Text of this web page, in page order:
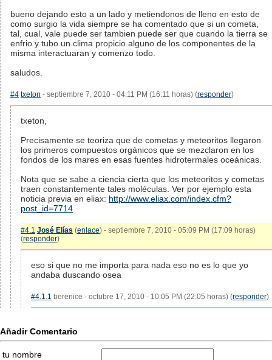
bueno dejando esto a un lado y metiendonos de lleno en esto de
como surgio la vida siempre se ha comentado que si un cometa,
tal, cual, vale puede ser tambien puede ser que cuando la tierra se
enfrio y tubo un clima propicio alguno de los componentes de la
misma interactuaran y comenzo todo.
saludos.
#4 txeton - septiembre 7, 2010 - 04:11 PM (16:11 horas) (responder)
txeton,
Precisamente se teoriza que de cometas y meteoritos llegaron
los primeros compuestos orgánicos que se mezclaron en los
fondos de los mares en esas fuentes hidrotermales oceánicas.
Nota que se sabe a ciencia cierta que los meteoritos y cometas
traen constantemente tales moléculas. Ver por ejemplo esta
noticia previa en eliax: http://www.eliax.com/index.cfm?
post_id=7714
#4.1 José Elías (enlace) - septiembre 7, 2010 - 05:09 PM (17:09 horas)
(responder)
eso si que no me importa para nada eso no es lo que yo
andaba duscando osea
#4.1.1 berenice - octubre 17, 2010 - 10:05 PM (22:05 horas) (responder)
Añadir Comentario
tu nombre